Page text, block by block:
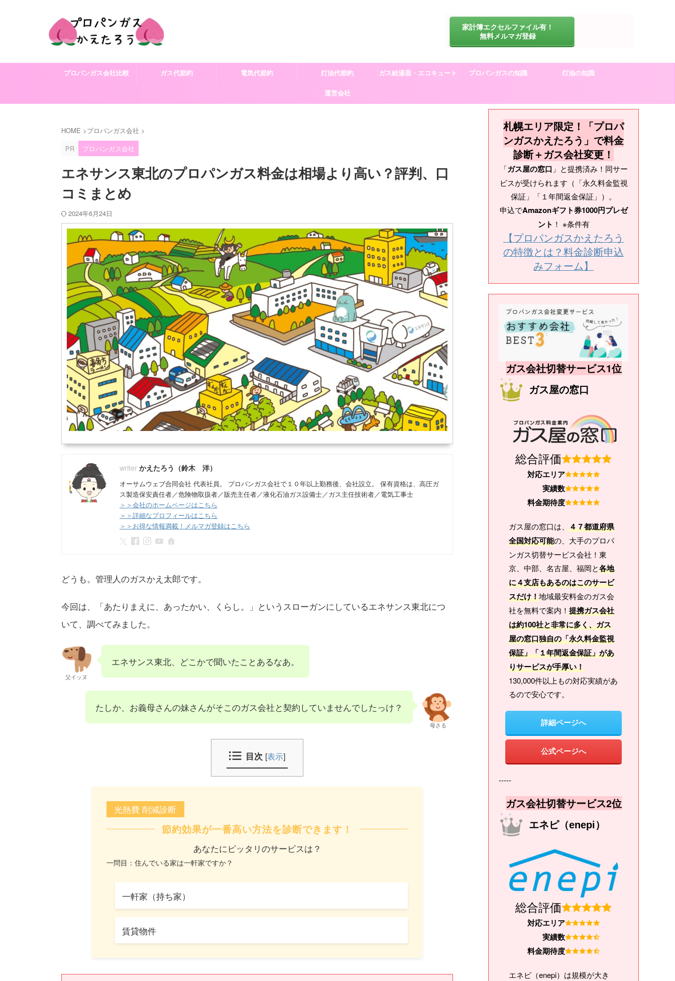
家計簿エクセルファイル有！
無料メルマガ登録
プロパンガス会社比較 ガス代節約 電気代節約 灯油代節約 ガス給湯器・エコキュート プロパンガスの知識 灯油の知識
運営会社
HOME >プロパンガス会社 >
PR
プロパンガス会社
エネサンス東北のプロパンガス料金は相場より高い？評判、口
コミまとめ
2024年6月24日
かえたろう（鈴木 洋）
オーサムウェブ合同会社 代表社員。 プロパンガス会社で１０年以上勤務後、会社設立。 保有資格は、高圧ガ
ス製造保安責任者／危険物取扱者／販売主任者／液化石油ガス設備士／ガス主任技術者／電気工事士
＞＞会社のホームページはこちら
＞＞詳細なプロフィールはこちら
＞＞お得な情報満載！メルマガ登録はこちら
どうも。管理人のガスかえ太郎です。
今回は、「あたりまえに、あったかい、くらし。」というスローガンにしているエネサンス東北につ
いて、調べてみました。
父イッヌ
エネサンス東北、どこかで聞いたことあるなあ。
たしか、お義母さんの妹さんがそこのガス会社と契約していませんでしたっけ？
母さる
目次 [表示]
光熱費 削減診断
節約効果が一番高い方法を診断できます！
あなたにピッタリのサービスは？
一問目：住んでいる家は一軒家ですか？
一軒家（持ち家）
賃貸物件
札幌エリア限定！「プロパ
ンガスかえたろう」で料金
診断＋ガス会社変更！
「ガス屋の窓口 」と提携済み！同サー
ビスが受けられます（「永久料金監視
保証」「１年間返金保証」）。
申込でAmazonギフト券1000円プレゼ
ント ！ ※条件有
【プロパンガスかえたろう
の特徴とは？料金診断申込
みフォーム】
ガス会社切替サービス1位
ガス屋の窓口
総合評価
対応エリア
実績数
料金期待度
ガス屋の窓口は、 ４７都道府県
全国対応可能の、大手のプロパ
ンガス切替サービス会社！東
京、中部、名古屋、福岡と各地
に４支店もあるのはこのサービ
スだけ！地域最安料金のガス会
社を無料で案内！ 提携ガス会社
は約100社と非常に多く、ガス
屋の窓口独自の「永久料金監視
保証」「１年間返金保証」があ
りサービスが手厚い！
130,000件以上もの対応実績があ
るので安心です。
詳細ページへ
公式ページへ
-----
ガス会社切替サービス2位
エネピ（enepi）
総合評価
対応エリア
実績数
料金期待度
エネピ（enepi）は規模が大き